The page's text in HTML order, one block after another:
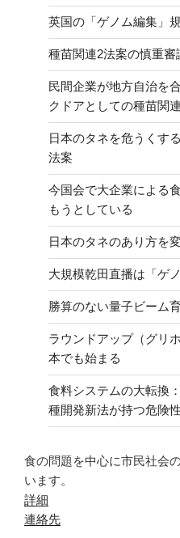
英国の「ゲノム編集」
種苗関連2法案の慎重
民間企業が地方自治を
クドアとしての種苗関
日本のタネを危うくす
法案
今国会で大企業による
もうとしている
日本のタネのあり方を
大規模乾田直播は「ゲ
勝算のない量子ビーム
ラウンドアップ（グリ
本でも始まる
食料システムの大転換
種開発新法が持つ危険性
食の問題を中心に市民社会
います。
詳細
連絡先